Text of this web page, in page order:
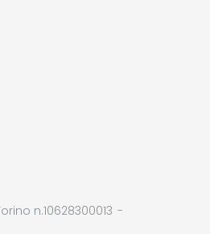
n.10628300013